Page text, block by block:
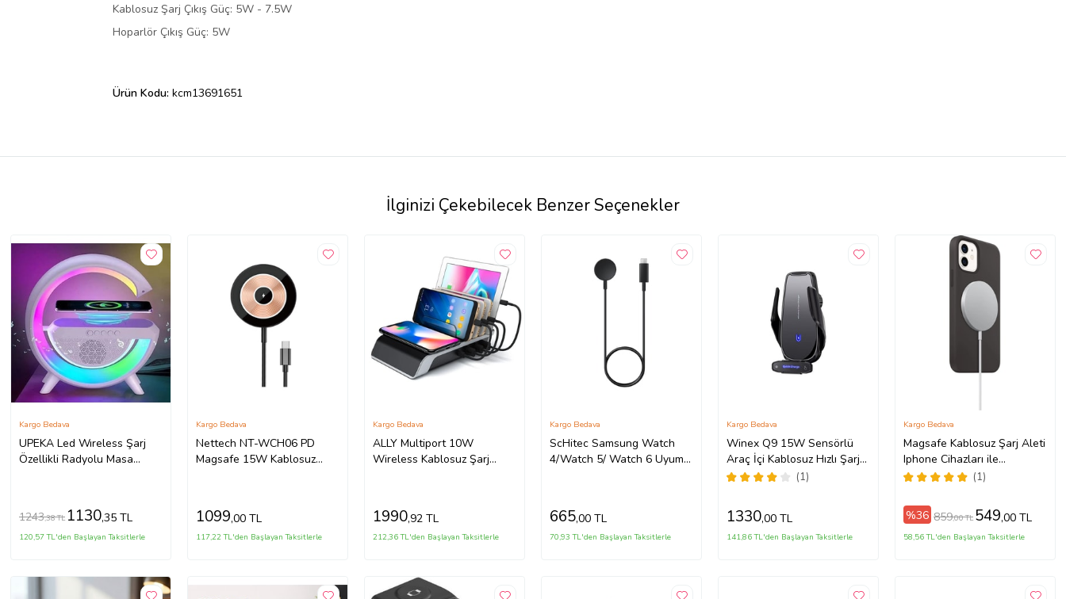
Kablosuz Şarj Çıkış Güç: 5W - 7.5W
Hoparlör Çıkış Güç: 5W
Ürün Kodu: kcm13691651
İlginizi Çekebilecek Benzer Seçenekler
UPEKA Led Wıreless Şarj
Özellikli Radyolu Masa
Kargo Bedava
1243,38 TL 1130,35 TL
120,57 TL'den Başlayan Taksitlerle
Nettech NT-WCH06 PD
Magsafe 15W Kablosuz
Kargo Bedava
1099,00 TL
117,22 TL'den Başlayan Taksitlerle
ALLY Multiport 10W
Wireless Kablosuz Şarj
(Siyah)
Kargo Bedava
1990,92 TL
212,36 TL'den Başlayan Taksitlerle
ScHitec Samsung Watch
4/Watch 5/ Watch 6 Uyumlu
Saat Şarj Cihazı
Kargo Bedava
665,00 TL
70,93 TL'den Başlayan Taksitlerle
Winex Q9 15W Sensörlü
Araç İçi Kablosuz Hızlı Şarj
Aleti ve Telefon Tutucu
(1)
Kargo Bedava
1330,00 TL
141,86 TL'den Başlayan Taksitlerle
Magsafe Kablosuz Şarj Aleti
Iphone Cihazları ile
Uyumludur iphone
max (Beyaz)
(1)
Kargo Bedava
%36 859,00 TL 549,00 TL
58,56 TL'den Başlayan Taksitlerle